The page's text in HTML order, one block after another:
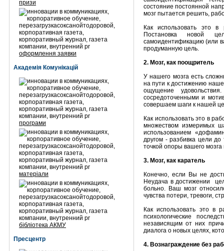
призи
оформлення заявки
Академія Комунікацій
програми
матеріали
бібліотека АКМУ
Пресцентр
состояние постоянной
мозг пытается решить,
Как использовать это в
Постановка новой
самоидентификацию (или
продуманную цель.
2. Мозг, как поощритель
У нашего мозга есть
на пути к достижению
ощущение
сосредоточенными и
совершаем шаги к нашей
Как использовать это в
множеством измеримых
использованием
другом - разбивка цели
точкой опоры вашего мозга
3. Мозг, как каратель
Конечно, если Вы не
Неудача в достижении
больно. Ваш мозг
чувства потери, тревоги,
Как использовать это в
психологические
независящим от них
диалога о новых целях,
4. Вознаграждение без